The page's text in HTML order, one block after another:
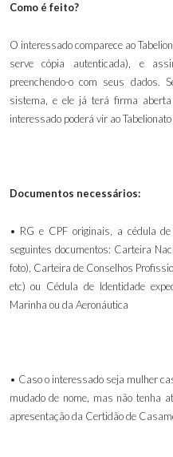
Como é feito?
O interessado comparece ao
serve cópia autenticada), e
preenchendo-o com seus dados.
sistema, e ele já terá firma
interessado poderá vir ao
Documentos necessários:
• RG e CPF originais, a cédula
seguintes documentos: Carteira
foto), Carteira de Conselhos
etc)ou Cédula de Identidade
Marinha ou da Aeronáutica
• Caso o interessado seja mulher
mudado de nome, mas não tenha
apresentação da Certidão de